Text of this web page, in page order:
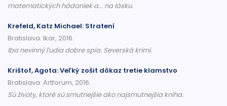
matematických hádaniek a... na lásku.
Krefeld, Katz Michael: Stratení
Bratislava: Ikar, 2016.
Iba nevinný ľudia dobre spia. Severská krimi.
Krištof, Agota: Veľký zošit dôkaz tretie klamstvo
Bratislava: Artforum, 2016.
Sú životy, ktoré sú smutnejšie ako najsmutnejšia kniha.